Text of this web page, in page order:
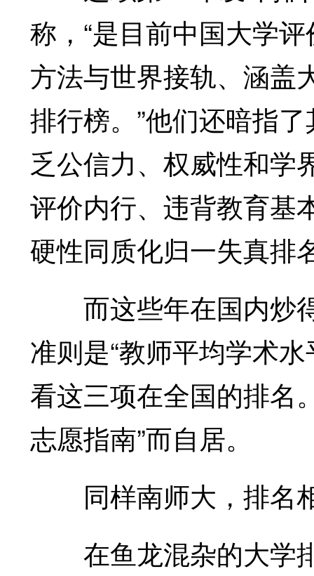
称，“是目前中国大学
方法与世界接轨、涵盖
排行榜。”他们还暗指
乏公信力、权威性和学
评价内行、违背教育基
硬性同质化归一失真排
而这些年在国内炒
准则是“教师平均学术
看这三项在全国的排名
志愿指南”而自居。
同样南师大，排名
在鱼龙混杂的大学排